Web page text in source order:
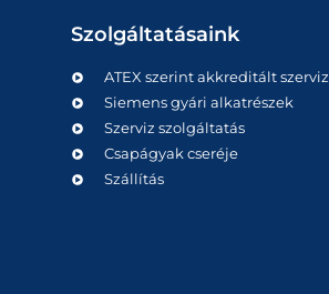
Szolgáltatásaink
ATEX szerint akkreditált szerviz
Siemens gyári alkatrészek
Szerviz szolgáltatás
Csapágyak cseréje
Szállítás